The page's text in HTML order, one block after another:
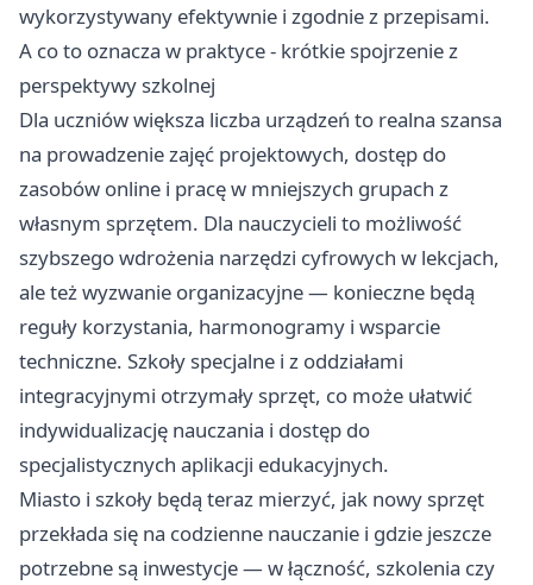
wykorzystywany efektywnie i zgodnie z przepisami.
A co to oznacza w praktyce - krótkie spojrzenie z
perspektywy szkolnej
Dla uczniów większa liczba urządzeń to realna szansa
na prowadzenie zajęć projektowych, dostęp do
zasobów online i pracę w mniejszych grupach z
własnym sprzętem. Dla nauczycieli to możliwość
szybszego wdrożenia narzędzi cyfrowych w lekcjach,
ale też wyzwanie organizacyjne — konieczne będą
reguły korzystania, harmonogramy i wsparcie
techniczne. Szkoły specjalne i z oddziałami
integracyjnymi otrzymały sprzęt, co może ułatwić
indywidualizację nauczania i dostęp do
specjalistycznych aplikacji edukacyjnych.
Miasto i szkoły będą teraz mierzyć, jak nowy sprzęt
przekłada się na codzienne nauczanie i gdzie jeszcze
potrzebne są inwestycje — w łączność, szkolenia czy